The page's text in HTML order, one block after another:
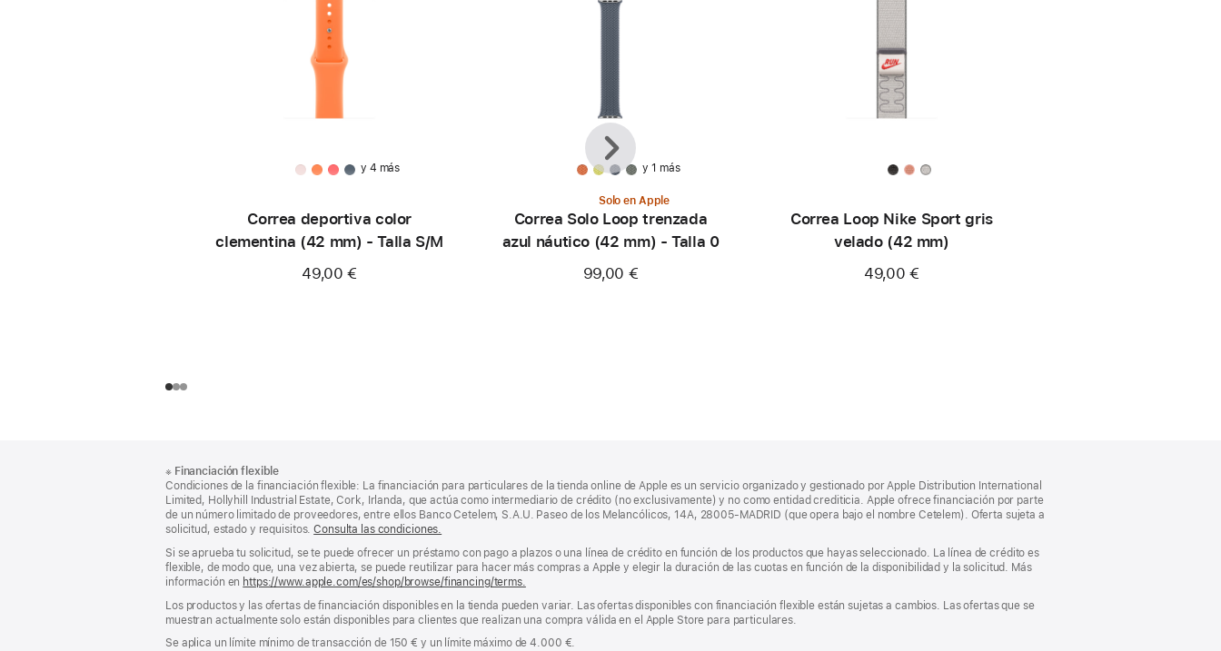
y 4 más
Correa deportiva color
clementina (42 mm) - Talla S/M
49,00 €
y 1 más
Solo en Apple
Correa Solo Loop trenzada
azul náutico (42 mm) - Talla 0
99,00 €
Correa Loop Nike Sport gris
velado (42 mm)
49,00 €
Anterior
Siguiente
a
pie
de
página
al
pie
※ Financiación flexible
Condiciones de la financiación flexible: La financiación para particulares de la tienda online de Apple es un servicio organizado y gestionado por Apple Distribution International
Limited, Hollyhill Industrial Estate, Cork, Irlanda, que actúa como intermediario de crédito (no exclusivamente) y no como entidad crediticia. Apple ofrece financiación por parte
de un número limitado de proveedores, entre ellos Banco Cetelem, S.A.U. Paseo de los Melancólicos, 14A, 28005-MADRID (que opera bajo el nombre Cetelem). Oferta sujeta a
solicitud, estado y requisitos.Consulta las condiciones.
Si se aprueba tu solicitud, se te puede ofrecer un préstamo con pago a plazos o una línea de crédito en función de los productos que hayas seleccionado. La línea de crédito es
flexible, de modo que, una vez abierta, se puede reutilizar para hacer más compras a Apple y elegir la duración de las cuotas en función de la disponibilidad y la solicitud. Más
información en https://www.apple.com/es/shop/browse/financing/terms.
Los productos y las ofertas de financiación disponibles en la tienda pueden variar. Las ofertas disponibles con financiación flexible están sujetas a cambios. Las ofertas que se
muestran actualmente solo están disponibles para clientes que realizan una compra válida en el Apple Store para particulares.
Se aplica un límite mínimo de transacción de 150 € y un límite máximo de 4.000 €.